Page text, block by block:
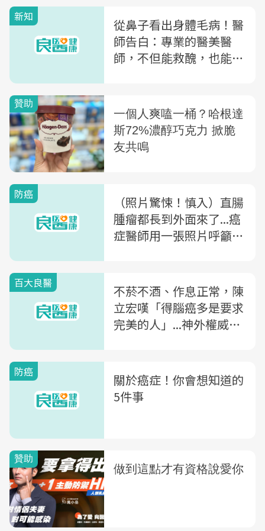
新知
從鼻子看出身體毛病！醫
師告白：專業的醫美醫
師，不但能救醜，也能救
防癌
（照片驚悚！慎入）直腸
腫瘤都長到外面來了...癌
症醫師用一張照片呼籲：
百大良醫
不菸不酒、作息正常，陳
立宏嘆「得腦癌多是要求
完美的人」...神外權威：
防癌
關於癌症！你會想知道的
5件事